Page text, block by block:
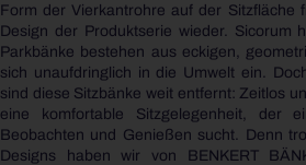
Form der Vierkantrohre auf der Sitzfläche
Design der Produktserie wieder. Sicorum
Parkbänke bestehen aus eckigen,
sich unaufdringlich in die Umwelt ein.
sind diese Sitzbänke weit entfernt: Zeitlos
eine komfortable Sitzgelegenheit, der
Beobachten und Genießen sucht. Denn
Designs haben wir von BENKERT